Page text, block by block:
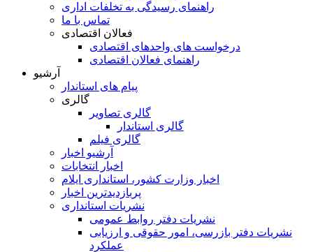
راهنمای رسیدگی به تخلفات اداری
تماس با ما
فعالان اقتصادی
درخواست های واحدهای اقتصادی
راهنمای فعالان اقتصادی
آرشیو
پیام های استاندار
گالری
گالری تصاویر
گالری استاندار
گالری فیلم
آرشیو اخبار
اخبار انتخابات
اخبار وزارت کشور، استانداری ایلام
پربازدیدترین اخبار
نشریات استانداری
نشریات دفتر روابط عمومی
نشريات دفتر بازرسی، امور حقوقی و ارزيابی
عملکرد